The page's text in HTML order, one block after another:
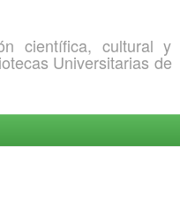
científica, cultural y
Universitarias de